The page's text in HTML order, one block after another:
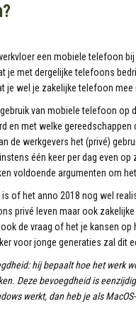
een mobiele telefoon
je met dergelijke telefoons
je wel je zakelijke telefoon
van mobiele telefoon op
en met welke
de werkgevers het (privé)
één keer per dag even
voldoende argumenten om
of het anno 2018 nog wel
privé leven maar ook
de vraag of het je kansen
voor jonge generaties zal dit
hij bepaalt hoe het werk
Deze bevoegdheid is
werkt, dan heb je als